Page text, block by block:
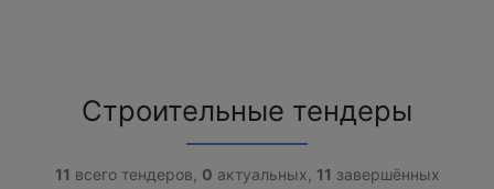
Строительные тендеры
11 всего тендеров, 0 актуальных, 11 завершённых